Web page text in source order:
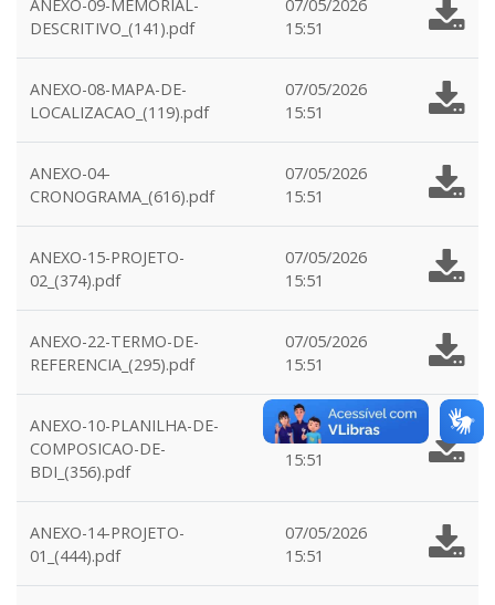
ANEXO-09-MEMORIAL-
DESCRITIVO_(141).pdf
07/05/2026
15:51
ANEXO-08-MAPA-DE-
LOCALIZACAO_(119).pdf
07/05/2026
15:51
ANEXO-04-
CRONOGRAMA_(616).pdf
07/05/2026
15:51
ANEXO-15-PROJETO-
02_(374).pdf
07/05/2026
15:51
ANEXO-22-TERMO-DE-
REFERENCIA_(295).pdf
07/05/2026
15:51
ANEXO-10-PLANILHA-DE-
COMPOSICAO-DE-
BDI_(356).pdf
07/05/2026
15:51
ANEXO-14-PROJETO-
01_(444).pdf
07/05/2026
15:51